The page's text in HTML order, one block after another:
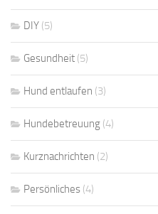
DIY (5)
Gesundheit (5)
Hund entlaufen (3)
Hundebetreuung (4)
Kurznachrichten (2)
Persönliches (4)